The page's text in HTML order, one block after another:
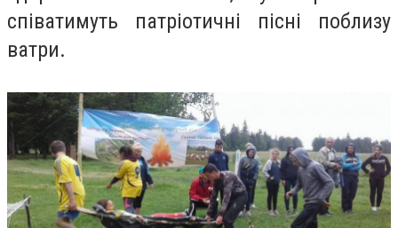
співатимуть патріотичні пісні поблизу
ватри.